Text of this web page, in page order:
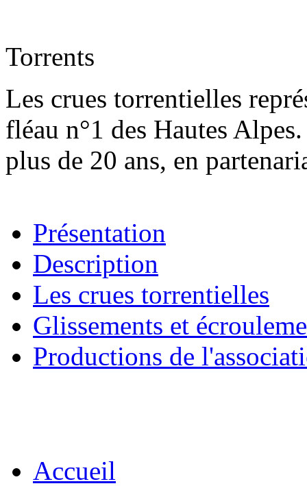
Torrents
Les crues torrentielles
fléau n°1 des Hautes
plus de 20 ans, en
Présentation
Description
Les crues torrentielles
Glissements et
Productions de
Accueil